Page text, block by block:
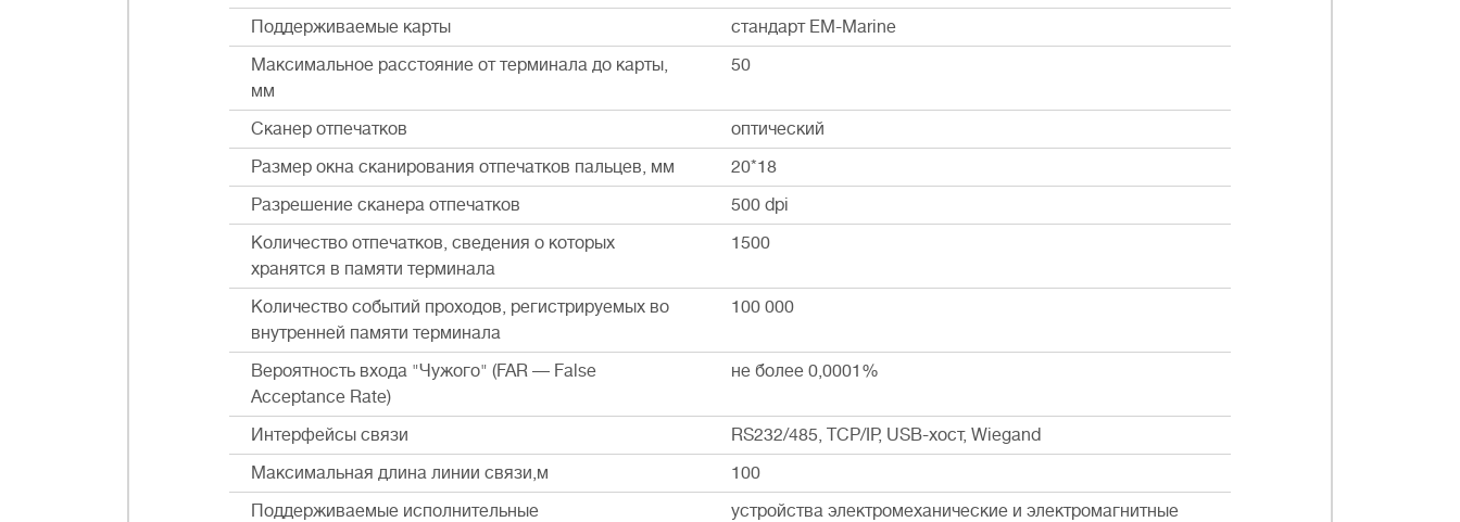
Поддерживаемые карты
стандарт EM-Marine
Максимальное расстояние от терминала до карты,
мм
50
Сканер отпечатков
оптический
Размер окна сканирования отпечатков пальцев, мм
20*18
Разрешение сканера отпечатков
500 dpi
Количество отпечатков, сведения о которых
хранятся в памяти терминала
1500
Количество событий проходов, регистрируемых во
внутренней памяти терминала
100 000
Вероятность входа "Чужого" (FAR — False
Acceptance Rate)
не более 0,0001%
Интерфейсы связи
RS232/485, TCP/IP, USB-хост, Wiegand
Максимальная длина линии связи,м
100
Поддерживаемые исполнительные
устройства электромеханические и электромагнитные